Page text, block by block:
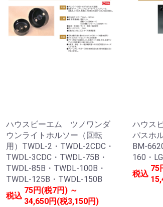
ハウスビーエム ツノワンダ
ウンライトホルソー（回転
用）TWDL-2・TWDL-2CDC・
TWDL-3CDC・TWDL-75B・
TWDL-85B・TWDL-100B・
TWDL-125B・TWDL-150B
税込
75円(税7円) ～
34,650円(税3,150円)
ハウス
パスホ
BM-
160・
税込
75